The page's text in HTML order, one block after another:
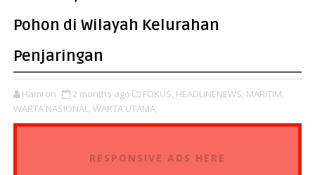
Pohon di Wilayah Kelurahan
Penjaringan
Hamron 2 months ago FOKUS, HEADLINENEWS, MARITIM,
WARTA NASIONAL, WARTA UTAMA,
RESPONSIVE ADS HERE